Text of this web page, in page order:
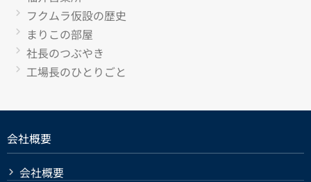
フクムラ仮設の歴史
まりこの部屋
社長のつぶやき
工場長のひとりごと
会社概要
会社概要